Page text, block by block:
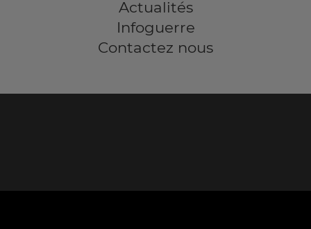
Actualités
Infoguerre
Contactez nous